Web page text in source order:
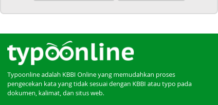
Typoonline adalah KBBI Online yang memudahkan proses
pengecekan kata yang tidak sesuai dengan KBBI atau typo pada
dokumen, kalimat, dan situs web.